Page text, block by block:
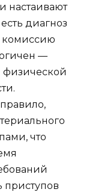
настаивают
диагноз
комиссию
—
физической
что
приступов